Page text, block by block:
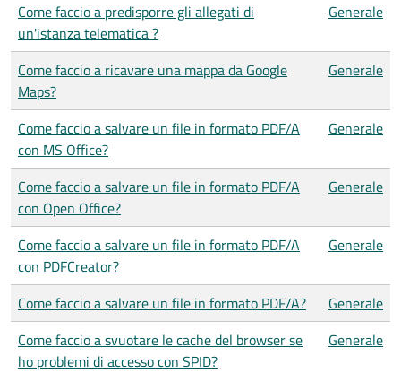
Come faccio a predisporre gli allegati di
un'istanza telematica ?
Generale
Come faccio a ricavare una mappa da Google
Maps?
Generale
Come faccio a salvare un file in formato PDF/A
con MS Office?
Generale
Come faccio a salvare un file in formato PDF/A
con Open Office?
Generale
Come faccio a salvare un file in formato PDF/A
con PDFCreator?
Generale
Come faccio a salvare un file in formato PDF/A?
Generale
Come faccio a svuotare le cache del browser se
ho problemi di accesso con SPID?
Generale